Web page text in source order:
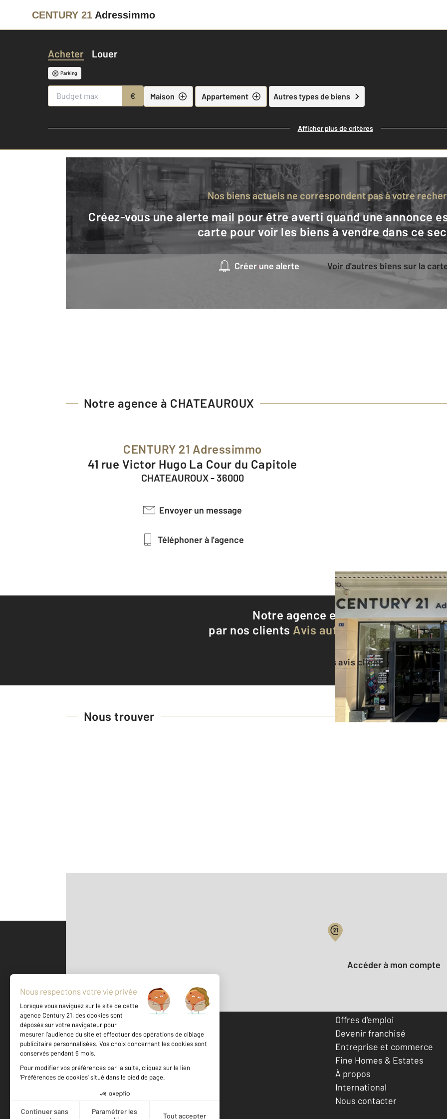
CENTURY 21 Adressimmo
Acheter Louer
Parking
€ Maison Appartement Autres types de biens
Afficher plus de critères
Nos biens actuels ne correspondent pas à votre
Créez-vous une alerte mail pour être averti quand une annonce est en ligne et consultez la
carte pour voir les biens à vendre dans ce
Créer une alerte Voir d'autres biens sur la
Notre agence à CHATEAUROUX
CENTURY 21 Adressimmo
41 rue Victor Hugo La Cour du Capitole
CHATEAUROUX - 36000
Envoyer un message
Téléphoner à l'agence
Notre agence est notée9,3/10
par nos clients Avis authentifiés par
Voir tous les avis clients
Nous trouver
500 m ©Mappy
Votre compte :
Accéder à mon compte
Votre agence est notée
Achat
Location
Offres d'emploi
Devenir franchisé
Entreprise et commerce
Fine Homes & Estates
À propos
International
Nous contacter